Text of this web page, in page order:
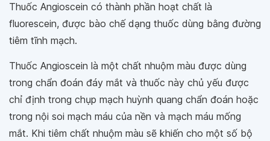
Thuốc Angioscein có thành phần hoạt chất là
fluorescein, được bào chế dạng thuốc dùng bằng đường
tiêm tĩnh mạch.
Thuốc Angioscein là một chất nhuộm màu được dùng
trong chẩn đoán đáy mắt và thuốc này chủ yếu được
chỉ định trong chụp mạch huỳnh quang chẩn đoán hoặc
trong nội soi mạch máu của nền và mạch máu mống
mắt. Khi tiêm chất nhuộm màu sẽ khiến cho một số bộ